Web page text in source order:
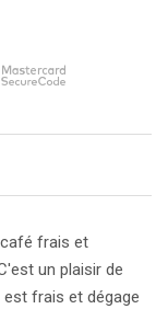
frais et
un plaisir de
frais et dégage